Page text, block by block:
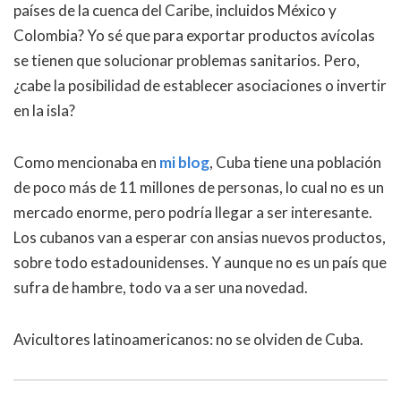
países de la cuenca del Caribe, incluidos México y
Colombia? Yo sé que para exportar productos avícolas
se tienen que solucionar problemas sanitarios. Pero,
¿cabe la posibilidad de establecer asociaciones o invertir
en la isla?
Como mencionaba en mi blog, Cuba tiene una población
de poco más de 11 millones de personas, lo cual no es un
mercado enorme, pero podría llegar a ser interesante.
Los cubanos van a esperar con ansias nuevos productos,
sobre todo estadounidenses. Y aunque no es un país que
sufra de hambre, todo va a ser una novedad.
Avicultores latinoamericanos: no se olviden de Cuba.